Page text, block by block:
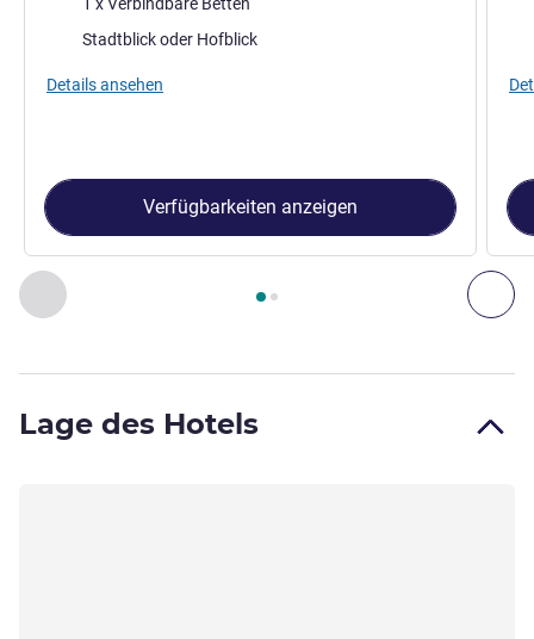
Zurück - Zimmer
Seite1 , Zimmer 1 : CLASSIC ROOM - Modern
Aussicht:
Stadtblick oder Hofblick
Details ansehen
Verfügbarkeiten anzeigen
Lage des Hotels